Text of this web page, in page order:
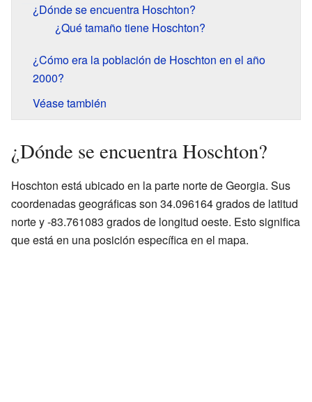
¿Dónde se encuentra Hoschton?
¿Qué tamaño tiene Hoschton?
¿Cómo era la población de Hoschton en el año
2000?
Véase también
¿Dónde se encuentra Hoschton?
Hoschton está ubicado en la parte norte de Georgia. Sus
coordenadas geográficas son 34.096164 grados de latitud
norte y -83.761083 grados de longitud oeste. Esto significa
que está en una posición específica en el mapa.